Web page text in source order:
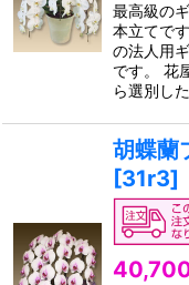
最高級の
本立てで
の法人用
です。 花
ら選別し
胡蝶蘭
[31r3]